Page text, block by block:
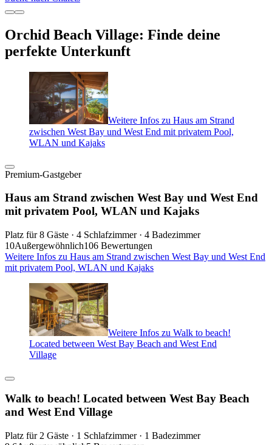
Orchid Beach Village: Finde deine
perfekte Unterkunft
Weitere Infos zu Haus am Strand
zwischen West Bay und West End mit privatem Pool,
WLAN und Kajaks
Premium-Gastgeber
Haus am Strand zwischen West Bay und West End
mit privatem Pool, WLAN und Kajaks
Platz für 8 Gäste · 4 Schlafzimmer · 4 Badezimmer
10Außergewöhnlich106 Bewertungen
Weitere Infos zu Haus am Strand zwischen West Bay und West End
mit privatem Pool, WLAN und Kajaks
Weitere Infos zu Walk to beach!
Located between West Bay Beach and West End
Village
Walk to beach! Located between West Bay Beach
and West End Village
Platz für 2 Gäste · 1 Schlafzimmer · 1 Badezimmer